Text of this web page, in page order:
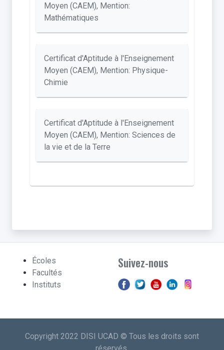
Moyen (CAEM), Mention:
Mathématiques
Certificat d'Aptitude à l'Enseignement
Moyen (CAEM), Mention: Physique-
Chimie
Certificat d'Aptitude à l'Enseignement
Moyen (CAEM), Mention: Sciences de
la vie et de la Terre
Écoles
Facultés
Instituts
Suivez-nous
Copyright 2022 DISI UCAD © Tous les droits sont